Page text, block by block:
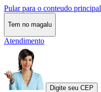
Pular para o conteudo principal
Tem no magalu
Atendimento
Digite seu CEP